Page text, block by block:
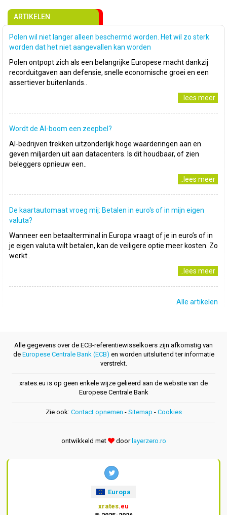
ARTIKELEN
Polen wil niet langer alleen beschermd worden. Het wil zo sterk
worden dat het niet aangevallen kan worden
Polen ontpopt zich als een belangrijke Europese macht dankzij
recorduitgaven aan defensie, snelle economische groei en een
assertiever buitenlands..
..lees meer
Wordt de AI-boom een zeepbel?
AI-bedrijven trekken uitzonderlijk hoge waarderingen aan en
geven miljarden uit aan datacenters. Is dit houdbaar, of zien
beleggers opnieuw een..
..lees meer
De kaartautomaat vroeg mij: Betalen in euro's of in mijn eigen
valuta?
Wanneer een betaalterminal in Europa vraagt of je in euro’s of in
je eigen valuta wilt betalen, kan de veiligere optie meer kosten. Zo
werkt..
..lees meer
Alle artikelen
Alle gegevens over de ECB-referentiewisselkoers zijn afkomstig van
de Europese Centrale Bank (ECB) en worden uitsluitend ter informatie
verstrekt.
xrates.eu is op geen enkele wijze gelieerd aan de website van de
Europese Centrale Bank
Zie ook: Contact opnemen - Sitemap - Cookies
ontwikkeld met door layerzero.ro
Europa
xrates.eu